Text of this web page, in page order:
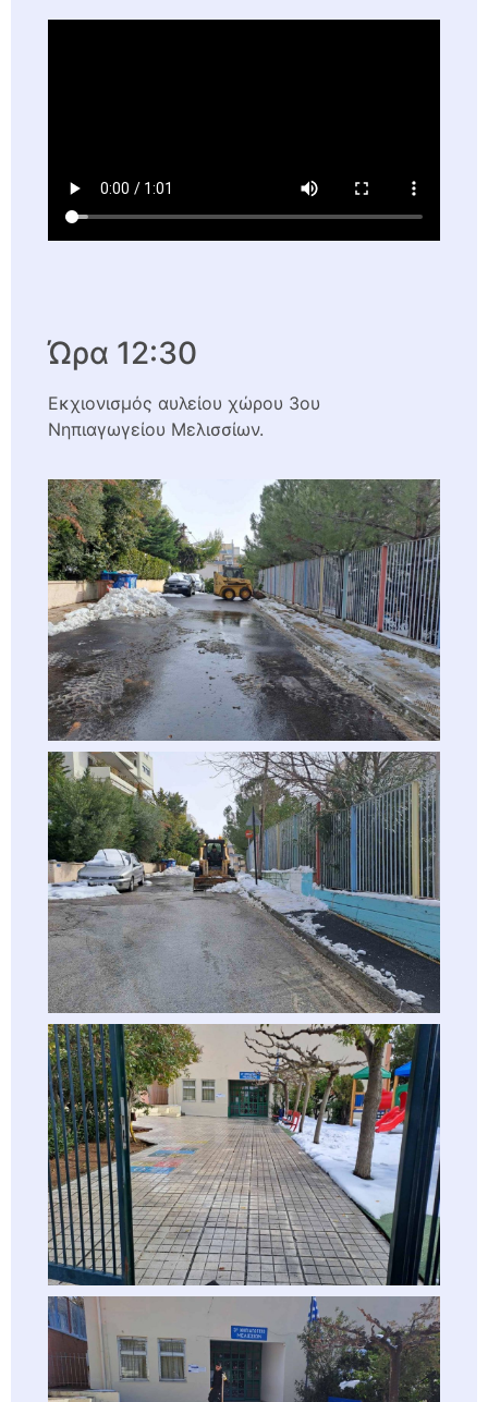
Ώρα 12:30
Εκχιονισμός αυλείου χώρου 3ου
Νηπιαγωγείου Μελισσίων.